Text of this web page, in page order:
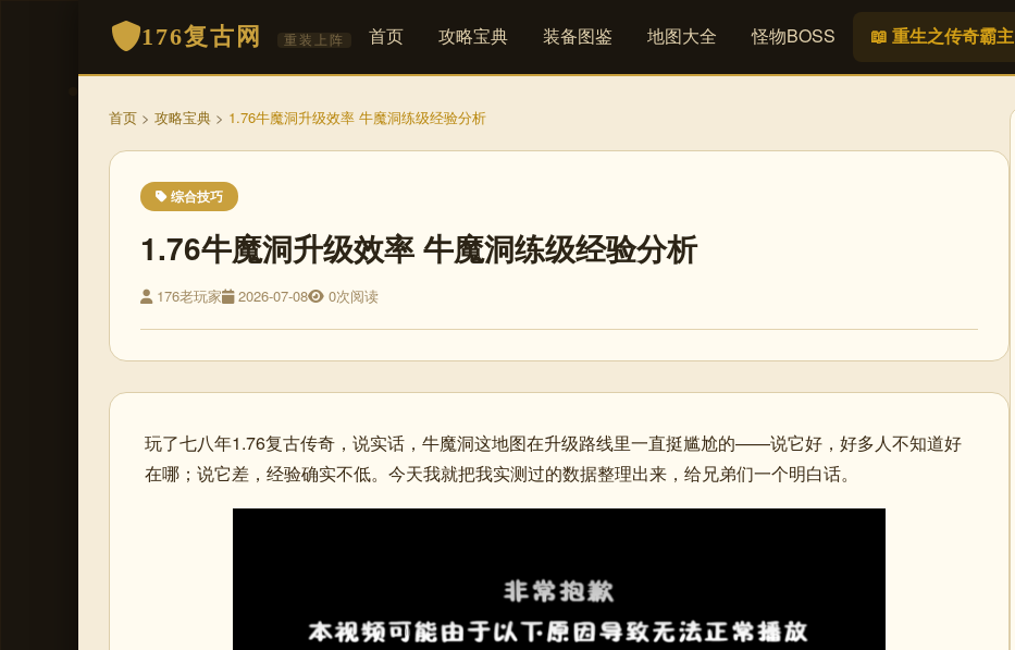
176复古网 重装上阵 首页 攻略宝典 装备图鉴 地图大全 怪物BOSS 📖 重生之传奇霸主
首页 > 攻略宝典 > 1.76牛魔洞升级效率 牛魔洞练级经验分析
综合技巧
1.76牛魔洞升级效率 牛魔洞练级经验分析
176老玩家 2026-07-08 0次阅读
玩了七八年1.76复古传奇，说实话，牛魔洞这地图在升级路线里一直挺尴尬的——说它好，好多人不知道好
在哪；说它差，经验确实不低。今天我就把我实测过的数据整理出来，给兄弟们一个明白话。